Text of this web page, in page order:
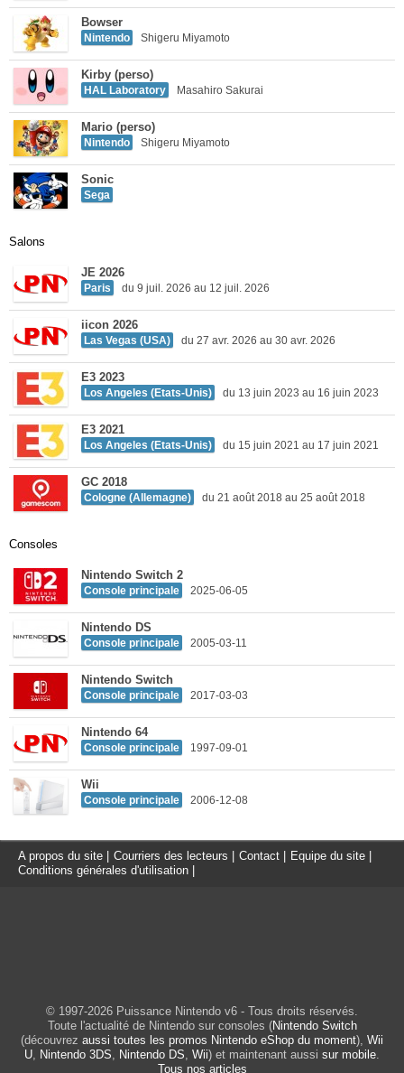
Bowser
Nintendo Shigeru Miyamoto
Kirby (perso)
HAL Laboratory Masahiro Sakurai
Mario (perso)
Nintendo Shigeru Miyamoto
Sonic
Sega
Salons
JE 2026
Paris du 9 juil. 2026 au 12 juil. 2026
iicon 2026
Las Vegas (USA) du 27 avr. 2026 au 30 avr. 2026
E3 2023
Los Angeles (Etats-Unis) du 13 juin 2023 au 16 juin 2023
E3 2021
Los Angeles (Etats-Unis) du 15 juin 2021 au 17 juin 2021
GC 2018
Cologne (Allemagne) du 21 août 2018 au 25 août 2018
Consoles
Nintendo Switch 2
Console principale 2025-06-05
Nintendo DS
Console principale 2005-03-11
Nintendo Switch
Console principale 2017-03-03
Nintendo 64
Console principale 1997-09-01
Wii
Console principale 2006-12-08
A propos du site Courriers des lecteurs Contact Equipe du site
Conditions générales d'utilisation
© 1997-2026 Puissance Nintendo v6 - Tous droits réservés.
Toute l'actualité de Nintendo sur consoles (Nintendo Switch
(découvrez aussi toutes les promos Nintendo eShop du moment), Wii
U, Nintendo 3DS, Nintendo DS, Wii) et maintenant aussi sur mobile.
Tous nos articles